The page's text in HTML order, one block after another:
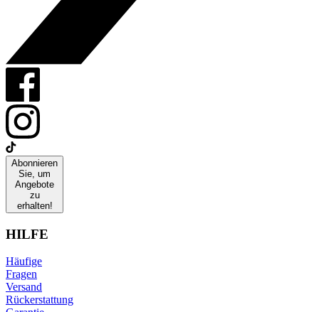
Abonnieren
Sie, um
Angebote
zu
erhalten!
HILFE
Häufige
Fragen
Versand
Rückerstattung